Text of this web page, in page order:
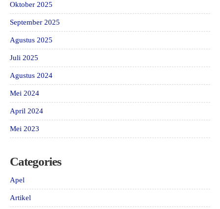
Oktober 2025
September 2025
Agustus 2025
Juli 2025
Agustus 2024
Mei 2024
April 2024
Mei 2023
Categories
Apel
Artikel